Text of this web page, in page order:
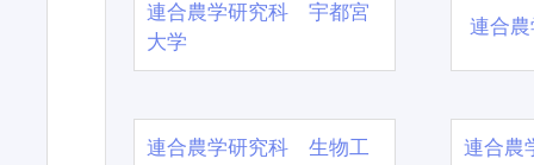
連合農学研究科 宇都宮
大学
連合
連合農学研究科 生物工
連合農